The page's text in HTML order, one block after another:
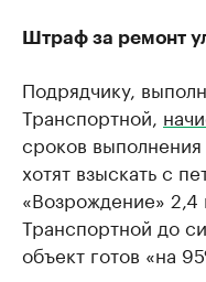
Штраф за ремонт
Подрядчику,
Транспортной,
сроков
хотят взыскать с
«Возрождение» 2,4
Транспортной до
объект готов «на